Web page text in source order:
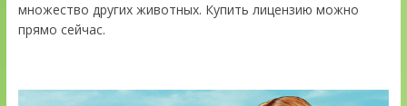
множество других животных. Купить лицензию можно
прямо сейчас.